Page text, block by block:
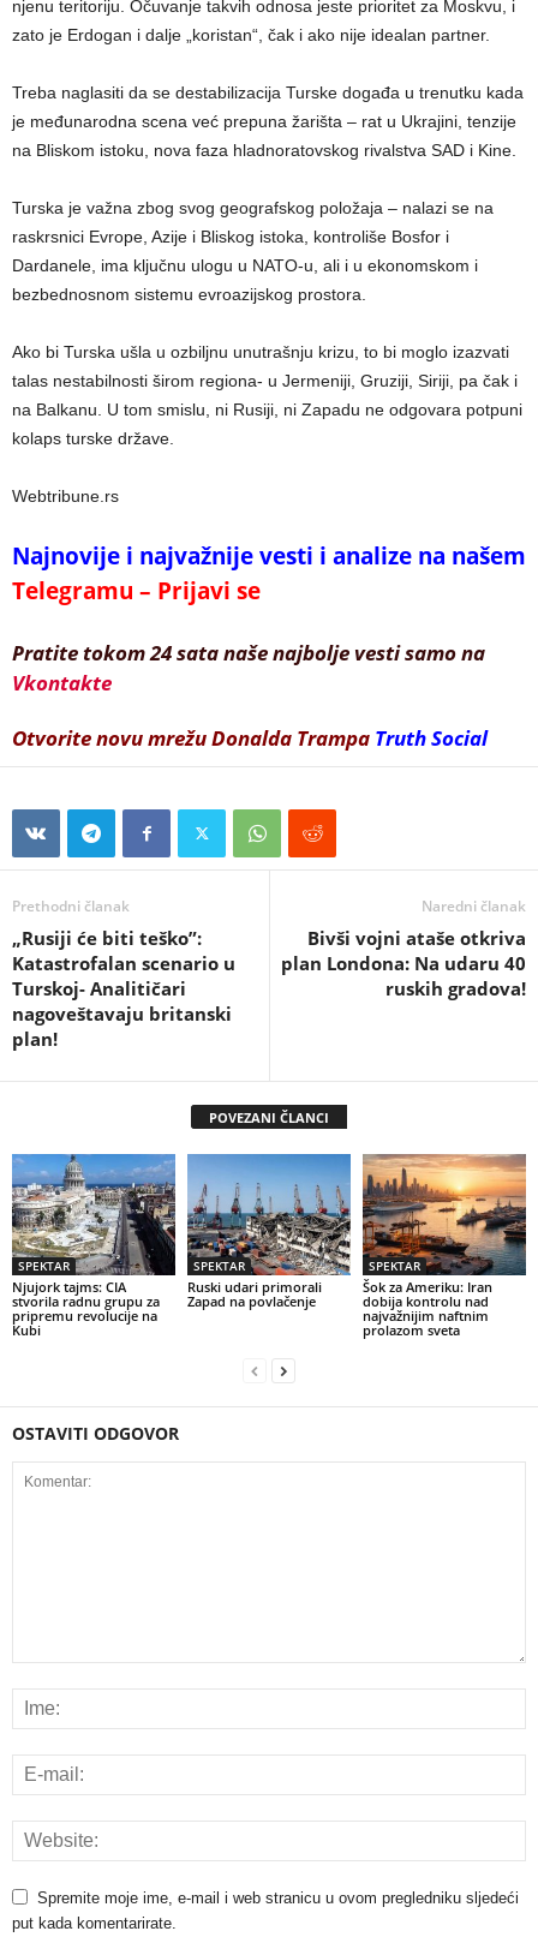
njenu teritoriju. Očuvanje takvih odnosa jeste prioritet za Moskvu, i
zato je Erdogan i dalje „koristan“, čak i ako nije idealan partner.
Treba naglasiti da se destabilizacija Turske događa u trenutku kada
je međunarodna scena već prepuna žarišta – rat u Ukrajini, tenzije
na Bliskom istoku, nova faza hladnoratovskog rivalstva SAD i Kine.
Turska je važna zbog svog geografskog položaja – nalazi se na
raskrsnici Evrope, Azije i Bliskog istoka, kontroliše Bosfor i
Dardanele, ima ključnu ulogu u NATO-u, ali i u ekonomskom i
bezbednosnom sistemu evroazijskog prostora.
Ako bi Turska ušla u ozbiljnu unutrašnju krizu, to bi moglo izazvati
talas nestabilnosti širom regiona- u Jermeniji, Gruziji, Siriji, pa čak i
na Balkanu. U tom smislu, ni Rusiji, ni Zapadu ne odgovara potpuni
kolaps turske države.
Webtribune.rs
Najnovije i najvažnije vesti i analize na našem
Telegramu – Prijavi se
Pratite tokom 24 sata naše najbolje vesti samo na
Vkontakte
Otvorite novu mrežu Donalda Trampa Truth Social
Prethodni članak
„Rusiji će biti teško”:
Katastrofalan scenario u
Turskoj- Analitičari
nagoveštavaju britanski
plan!
Naredni članak
Bivši vojni ataše otkriva
plan Londona: Na udaru 40
ruskih gradova!
POVEZANI ČLANCI
SPEKTAR
Njujork tajms: CIA
stvorila radnu grupu za
pripremu revolucije na
Kubi
SPEKTAR
Ruski udari primorali
Zapad na povlačenje
SPEKTAR
Šok za Ameriku: Iran
dobija kontrolu nad
najvažnijim naftnim
prolazom sveta
OSTAVITI ODGOVOR
Spremite moje ime, e-mail i web stranicu u ovom pregledniku sljedeći
put kada komentarirate.